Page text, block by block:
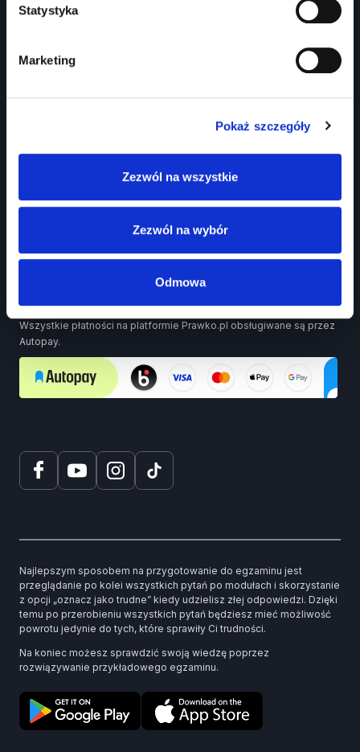
Statystyka
Marketing
Pokaż szczegóły
Zezwól na wszystkie
Zezwól na wybór
Odmowa
Panel partnera
Polityka prywatności
Polityka prywatności mediów społecznościowych
Bezpieczne płatności
Wszystkie płatności na platformie Prawko.pl obsługiwane są przez
Autopay.
Najlepszym sposobem na przygotowanie do egzaminu jest
przeglądanie po kolei wszystkich pytań po modułach i skorzystanie
z opcji „oznacz jako trudne” kiedy udzielisz złej odpowiedzi. Dzięki
temu po przerobieniu wszystkich pytań będziesz mieć możliwość
powrotu jedynie do tych, które sprawiły Ci trudności.
Na koniec możesz sprawdzić swoją wiedzę poprzez
rozwiązywanie przykładowego egzaminu.